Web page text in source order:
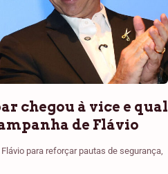
chegou à vice e qual
de Flávio
para reforçar pautas de segurança,